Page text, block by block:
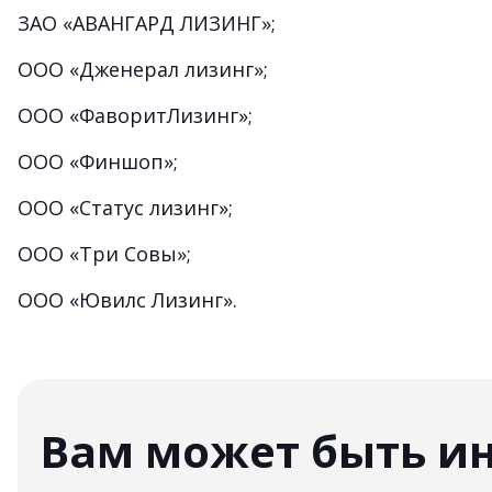
ЗАО «АВАНГАРД ЛИЗИНГ»;
ООО «Дженерал лизинг»;
ООО «ФаворитЛизинг»;
ООО «Финшоп»;
ООО «Статус лизинг»;
ООО «Три Совы»;
ООО «Ювилс Лизинг».
Вам может быть